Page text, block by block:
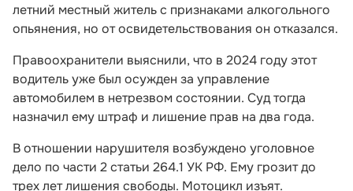
летний местный житель с признаками алкогольного
опьянения, но от освидетельствования он отказался.
Правоохранители выяснили, что в 2024 году этот
водитель уже был осужден за управление
автомобилем в нетрезвом состоянии. Суд тогда
назначил ему штраф и лишение прав на два года.
В отношении нарушителя возбуждено уголовное
дело по части 2 статьи 264.1 УК РФ. Ему грозит до
трех лет лишения свободы. Мотоцикл изъят.